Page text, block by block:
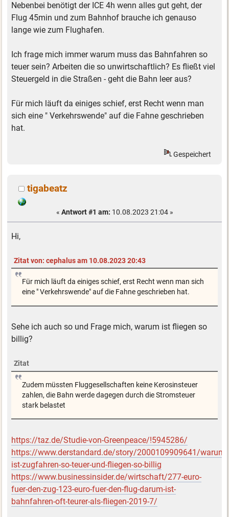
Nebenbei benötigt der ICE 4h wenn alles gut geht, der
Flug 45min und zum Bahnhof brauche ich genauso
lange wie zum Flughafen.
Ich frage mich immer warum muss das Bahnfahren so
teuer sein? Arbeiten die so unwirtschaftlich? Es fließt viel
Steuergeld in die Straßen - geht die Bahn leer aus?
Für mich läuft da einiges schief, erst Recht wenn man
sich eine " Verkehrswende" auf die Fahne geschrieben
hat.
Gespeichert
tigabeatz
« Antwort #1 am: 10.08.2023 21:04 »
Hi,
Zitat von: cephalus am 10.08.2023 20:43
Für mich läuft da einiges schief, erst Recht wenn man sich
eine " Verkehrswende" auf die Fahne geschrieben hat.
Sehe ich auch so und Frage mich, warum ist fliegen so
billig?
Zitat
Zudem müssten Fluggesellschaften keine Kerosinsteuer
zahlen, die Bahn werde dagegen durch die Stromsteuer
stark belastet
https://taz.de/Studie-von-Greenpeace/!5945286/
https://www.derstandard.de/story/2000109909641/warum-
ist-zugfahren-so-teuer-und-fliegen-so-billig
https://www.businessinsider.de/wirtschaft/277-euro-
fuer-den-zug-123-euro-fuer-den-flug-darum-ist-
bahnfahren-oft-teurer-als-fliegen-2019-7/